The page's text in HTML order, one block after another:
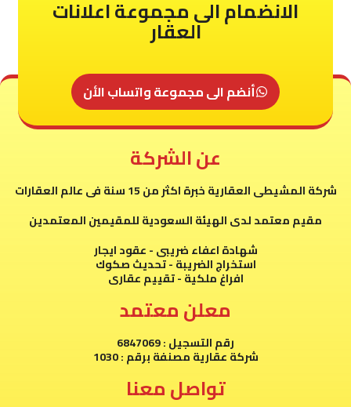
الانضمام الى مجموعة اعلانات
العقار
أنضم الى مجموعة واتساب الأن
عن الشركة
شركة المشيطى العقارية خبرة اكثر من 15 سنة فى عالم العقارات
مقيم معتمد لدى الهيئة السعودية للمقيمين المعتمدين
شهادة اعفاء ضريبى - عقود ايجار
استخراج الضريبة - تحديث صكوك
افراغ ملكية - تقييم عقارى
معلن معتمد
رقم التسجيل : 6847069
شركة عقارية مصنفة برقم : 1030
تواصل معنا